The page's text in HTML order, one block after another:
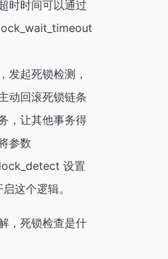
时时间可以通过
发起死锁检测，
动回滚死锁链条
，让其他事务得
参数
设置
这个逻辑。
，死锁检查是什